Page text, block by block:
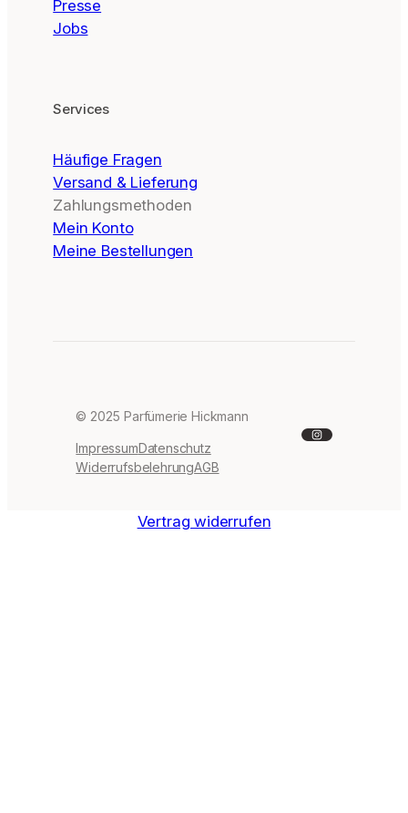
Presse
Jobs
Services
Häufige Fragen
Versand & Lieferung
Zahlungsmethoden
Mein Konto
Meine Bestellungen
© 2025 Parfümerie Hickmann
ImpressumDatenschutz
WiderrufsbelehrungAGB
Instagram
Vertrag widerrufen